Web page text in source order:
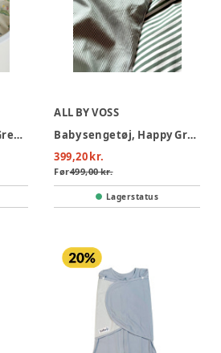
Baby sengetøj, Dino Green/Beige 70x100 cm
ALL BY VOSS
Baby sengetøj, Happy Green 70x100 cm
399,20 kr.
Før499,00 kr.
Lagerstatus